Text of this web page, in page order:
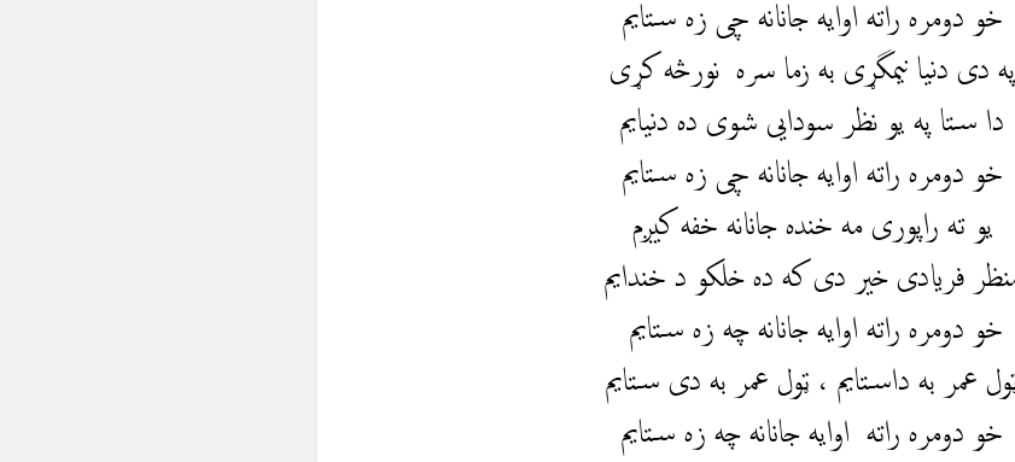
خو دومره راته اوایه جانانه چی زه ستایم
په دی دنیا نیمگړی به زما سره نورڅه کړی
دا ستا په یو نظر سودایی شوی ده دنیایم
خو دومره راته اوایه جانانه چی زه ستایم
یو ته راپوری مه خنده جانانه خفه کیږم
فریادی خیر دی که ده خلکو د خندایم
خو دومره راته اوایه جانانه چه زه ستایم
عمر به داستایم ،‌‌ ټول عمر به دی ستایم
خو دومره راته اوایه جانانه چه زه ستایم